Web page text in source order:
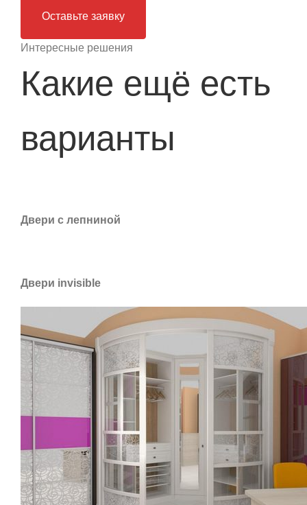
Оставьте заявку
Интересные решения
Какие ещё есть
варианты
Двери с лепниной
Двери invisible